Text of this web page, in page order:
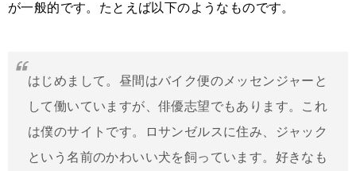
が一般的です。たとえば以下のようなものです。
はじめまして。昼間はバイク便のメッセンジャーと
して働いていますが、俳優志望でもあります。これ
は僕のサイトです。ロサンゼルスに住み、ジャック
という名前のかわいい犬を飼っています。好きなも